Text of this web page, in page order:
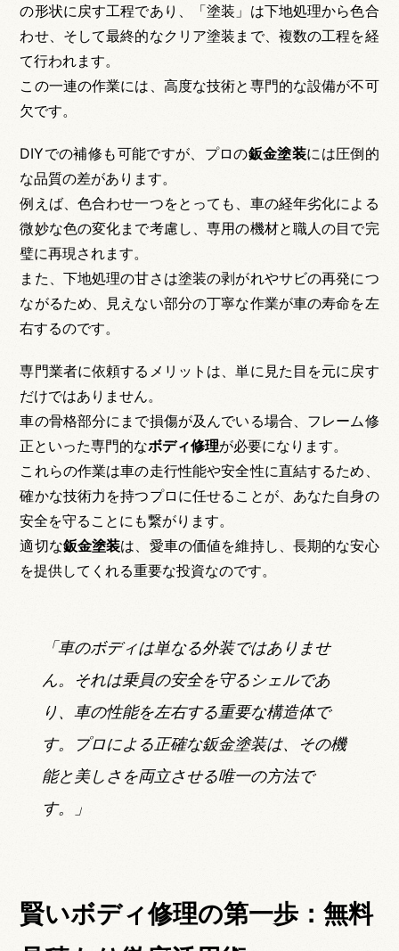
の形状に戻す工程であり、「塗装」は下地処理から色合
わせ、そして最終的なクリア塗装まで、複数の工程を経
て行われます。
この一連の作業には、高度な技術と専門的な設備が不可
欠です。
DIYでの補修も可能ですが、プロの鈑金塗装には圧倒的
な品質の差があります。
例えば、色合わせ一つをとっても、車の経年劣化による
微妙な色の変化まで考慮し、専用の機材と職人の目で完
璧に再現されます。
また、下地処理の甘さは塗装の剥がれやサビの再発につ
ながるため、見えない部分の丁寧な作業が車の寿命を左
右するのです。
専門業者に依頼するメリットは、単に見た目を元に戻す
だけではありません。
車の骨格部分にまで損傷が及んでいる場合、フレーム修
正といった専門的なボディ修理が必要になります。
これらの作業は車の走行性能や安全性に直結するため、
確かな技術力を持つプロに任せることが、あなた自身の
安全を守ることにも繋がります。
適切な鈑金塗装は、愛車の価値を維持し、長期的な安心
を提供してくれる重要な投資なのです。
「車のボディは単なる外装ではありませ
ん。それは乗員の安全を守るシェルであ
り、車の性能を左右する重要な構造体で
す。プロによる正確な鈑金塗装は、その機
能と美しさを両立させる唯一の方法で
す。」
賢いボディ修理の第一歩：無料